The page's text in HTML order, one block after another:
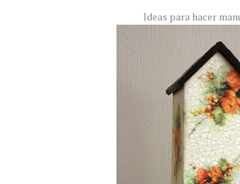
Ideas para hacer